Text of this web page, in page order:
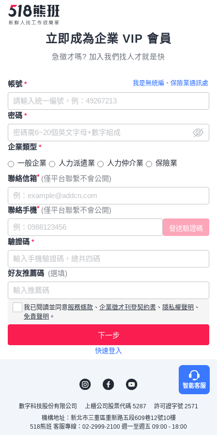
立即成為企業 VIP 會員
急徵才嗎? 加入我們找人才就是快
我是無統編、保險業通訊處
帳號 *
密碼 *
企業類型 *
一般企業 人力派遣業 人力仲介業
保險業
聯絡信箱* (僅平台聯繫不會公開)
聯絡手機* (僅平台聯繫不會公開)
驗證碼 *
好友推薦碼 (選填)
我已閱讀並同意服務條款 、 企業徵才刊登契約書 、 隱私權聲明 、
免責聲明 。
下一步
快速登入
智能客服
數字科技股份有限公司 上櫃公司股票代碼 5287
許可證字號 2571
機構地址：新北市三重區重新路五段609巷12號10樓
518熊班 客服專線：02-2999-2100 週一至週五 09:00 - 18:00